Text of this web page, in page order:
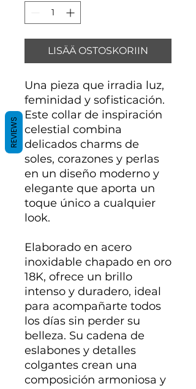
LISÄÄ OSTOSKORIIN
Una pieza que irradia luz,
feminidad y sofisticación.
Este collar de inspiración
celestial combina
delicados charms de
soles, corazones y perlas
en un diseño moderno y
elegante que aporta un
toque único a cualquier
look.
Elaborado en acero
inoxidable chapado en oro
18K, ofrece un brillo
intenso y duradero, ideal
para acompañarte todos
los días sin perder su
belleza. Su cadena de
eslabones y detalles
colgantes crean una
composición armoniosa y
REVIEWS